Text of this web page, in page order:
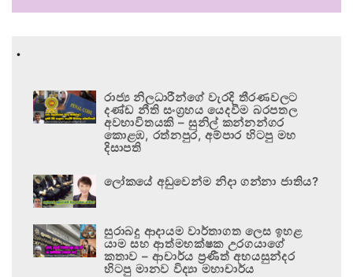
.
රාජ්‍ය නිලධාරීන්ගේ වැරදි තීරණවලට
දණ්ඩ නීති සංග්‍රහය යෙදවීම බරපතල
අවභාවිතයකි – සුනිල් කන්නන්ගර
කොළඹ, රත්නපුර, අම්පාර හිටපු මහ
දිසාපති
ලෝකයේ අඩුවෙන්ම නිදා ගන්නා ජාතිය?
සුරාබදු ආදායම වාර්තාගත ලෙස ඉහළ
යාම සහ ආත්මභක්ෂක උරගයාගේ
කතාව – ආචාර්ය ප්‍රණීත් අභයසුන්දර
හිටපු මානව විද්‍යා මහාචාර්ය